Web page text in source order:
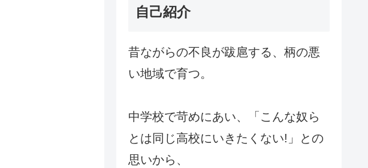
自己紹介
昔ながらの不良が跋扈する、柄の悪
い地域で育つ。
中学校で苛めにあい、「こんな奴ら
とは同じ高校にいきたくない!」との
思いから、